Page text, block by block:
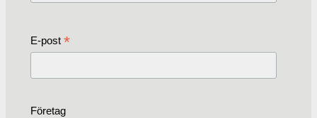
E-post *
Företag